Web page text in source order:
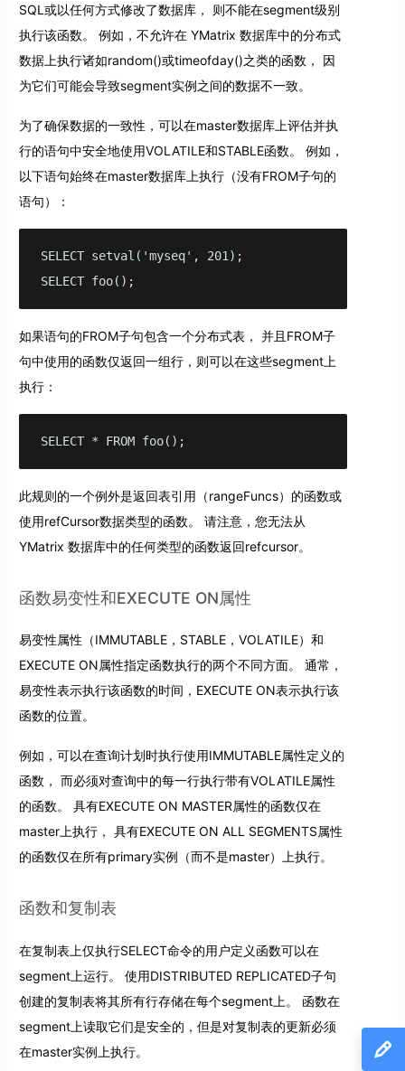
SQL或以任何方式修改了数据库， 则不能在segment级别
执行该函数。 例如，不允许在 YMatrix 数据库中的分布式
数据上执行诸如random()或timeofday()之类的函数， 因
为它们可能会导致segment实例之间的数据不一致。
为了确保数据的一致性，可以在master数据库上评估并执
行的语句中安全地使用VOLATILE和STABLE函数。 例如，
以下语句始终在master数据库上执行（没有FROM子句的
语句）：
SELECT setval('myseq', 201);
SELECT foo();
如果语句的FROM子句包含一个分布式表， 并且FROM子
句中使用的函数仅返回一组行，则可以在这些segment上
执行：
SELECT * FROM foo();
此规则的一个例外是返回表引用（rangeFuncs）的函数或
使用refCursor数据类型的函数。 请注意，您无法从
YMatrix 数据库中的任何类型的函数返回refcursor。
函数易变性和EXECUTE ON属性
易变性属性（IMMUTABLE，STABLE，VOLATILE）和
EXECUTE ON属性指定函数执行的两个不同方面。 通常，
易变性表示执行该函数的时间，EXECUTE ON表示执行该
函数的位置。
例如，可以在查询计划时执行使用IMMUTABLE属性定义的
函数， 而必须对查询中的每一行执行带有VOLATILE属性
的函数。 具有EXECUTE ON MASTER属性的函数仅在
master上执行， 具有EXECUTE ON ALL SEGMENTS属性
的函数仅在所有primary实例（而不是master）上执行。
函数和复制表
在复制表上仅执行SELECT命令的用户定义函数可以在
segment上运行。 使用DISTRIBUTED REPLICATED子句
创建的复制表将其所有行存储在每个segment上。 函数在
segment上读取它们是安全的，但是对复制表的更新必须
在master实例上执行。